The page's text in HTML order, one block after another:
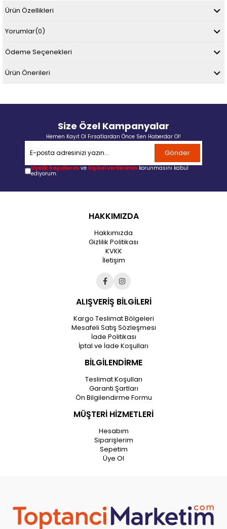
Ürün Özellikleri
Yorumlar(0)
Ödeme Seçenekleri
Ürün Önerileri
Size Özel Kampanyalar
Hemen Kayıt Ol Fırsatlardan Önce Sen Haberdar Ol!
Gönder
Üyelik koşullarını ve kişisel verilerimin korunmasını kabul
ediyorum.
HAKKIMIZDA
Hakkımızda
Gizlilik Politikası
KVKK
İletişim
ALIŞVERİŞ BİLGİLERİ
Kargo Teslimat Bölgeleri
Mesafeli Satış Sözleşmesi
İade Politikası
İptal ve İade Koşulları
BİLGİLENDİRME
Teslimat Koşulları
Garanti Şartları
Ön Bilgilendirme Formu
MÜŞTERİ HİZMETLERİ
Hesabım
Siparişlerim
Sepetim
Üye Ol